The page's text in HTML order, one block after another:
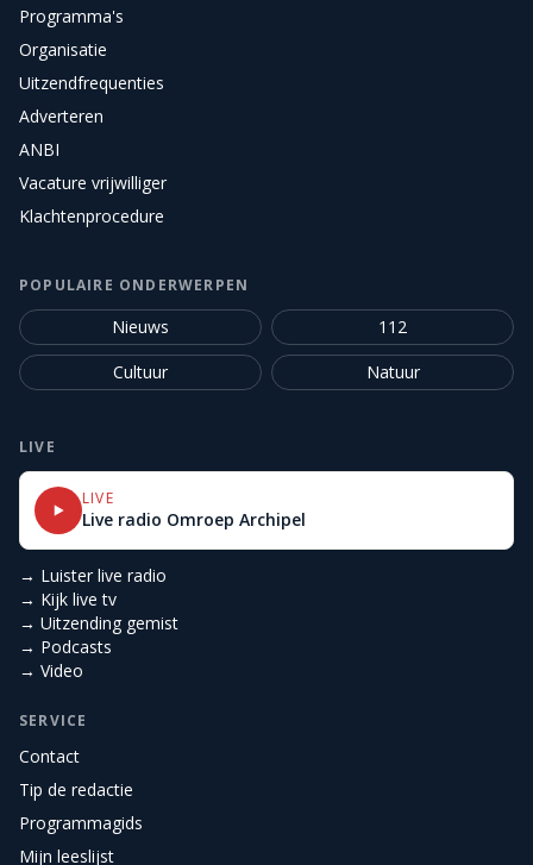
Programma's
Organisatie
Uitzendfrequenties
Adverteren
ANBI
Vacature vrijwilliger
Klachtenprocedure
POPULAIRE ONDERWERPEN
Nieuws
112
Cultuur
Natuur
LIVE
LIVE
Live radio Omroep Archipel
→ Luister live radio
→ Kijk live tv
→ Uitzending gemist
→ Podcasts
→ Video
SERVICE
Contact
Tip de redactie
Programmagids
Mijn leeslijst